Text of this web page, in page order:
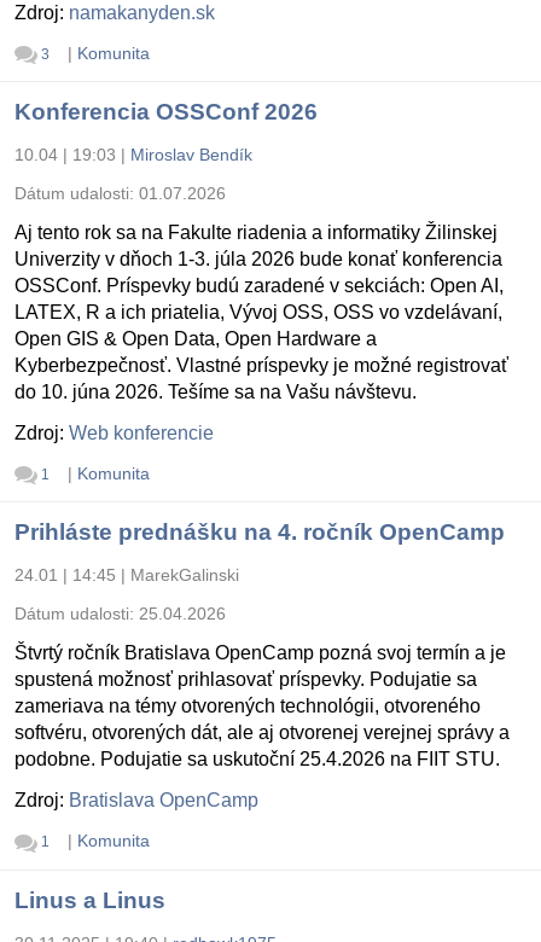
Zdroj: namakanyden.sk
3 | Komunita
Konferencia OSSConf 2026
10.04 | 19:03 | Miroslav Bendík
Dátum udalosti: 01.07.2026
Aj tento rok sa na Fakulte riadenia a informatiky Žilinskej
Univerzity v dňoch 1-3. júla 2026 bude konať konferencia
OSSConf. Príspevky budú zaradené v sekciách: Open AI,
LATEX, R a ich priatelia, Vývoj OSS, OSS vo vzdelávaní,
Open GIS & Open Data, Open Hardware a
Kyberbezpečnosť. Vlastné príspevky je možné registrovať
do 10. júna 2026. Tešíme sa na Vašu návštevu.
Zdroj: Web konferencie
1 | Komunita
Prihláste prednášku na 4. ročník OpenCamp
24.01 | 14:45 | MarekGalinski
Dátum udalosti: 25.04.2026
Štvrtý ročník Bratislava OpenCamp pozná svoj termín a je
spustená možnosť prihlasovať príspevky. Podujatie sa
zameriava na témy otvorených technológii, otvoreného
softvéru, otvorených dát, ale aj otvorenej verejnej správy a
podobne. Podujatie sa uskutoční 25.4.2026 na FIIT STU.
Zdroj: Bratislava OpenCamp
1 | Komunita
Linus a Linus